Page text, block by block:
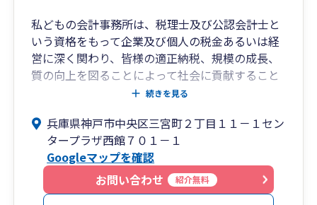
私どもの会計事務所は、税理士及び公認会計士と
いう資格をもって企業及び個人の税金あるいは経
営に深く関わり、皆様の適正納税、規模の成長、
質の向上を図ることによって社会に貢献すること
を目指しています。
建設業・製造業・設計事務所・不動産賃貸/管理
業・印刷出版業・スーパー・観光業・ゴルフ場・
アパレル業・美容院・雑貨制作/販売業・学校法
人・宗教法人・病院（内科・歯科・動物病院）・
飲食店・食品/酒類小売店・陶芸品店・Web管理
続きを見る
兵庫県神戸市中央区三宮町２丁目１１－１セン
タープラザ西館７０１－１
Googleマップを確認
お問い合わせ
紹介無料